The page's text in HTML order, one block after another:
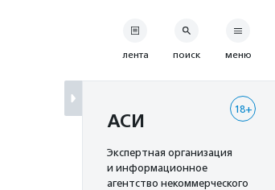
лента поиск меню
18+
АСИ
Экспертная организация
и информационное
агентство некоммерческого